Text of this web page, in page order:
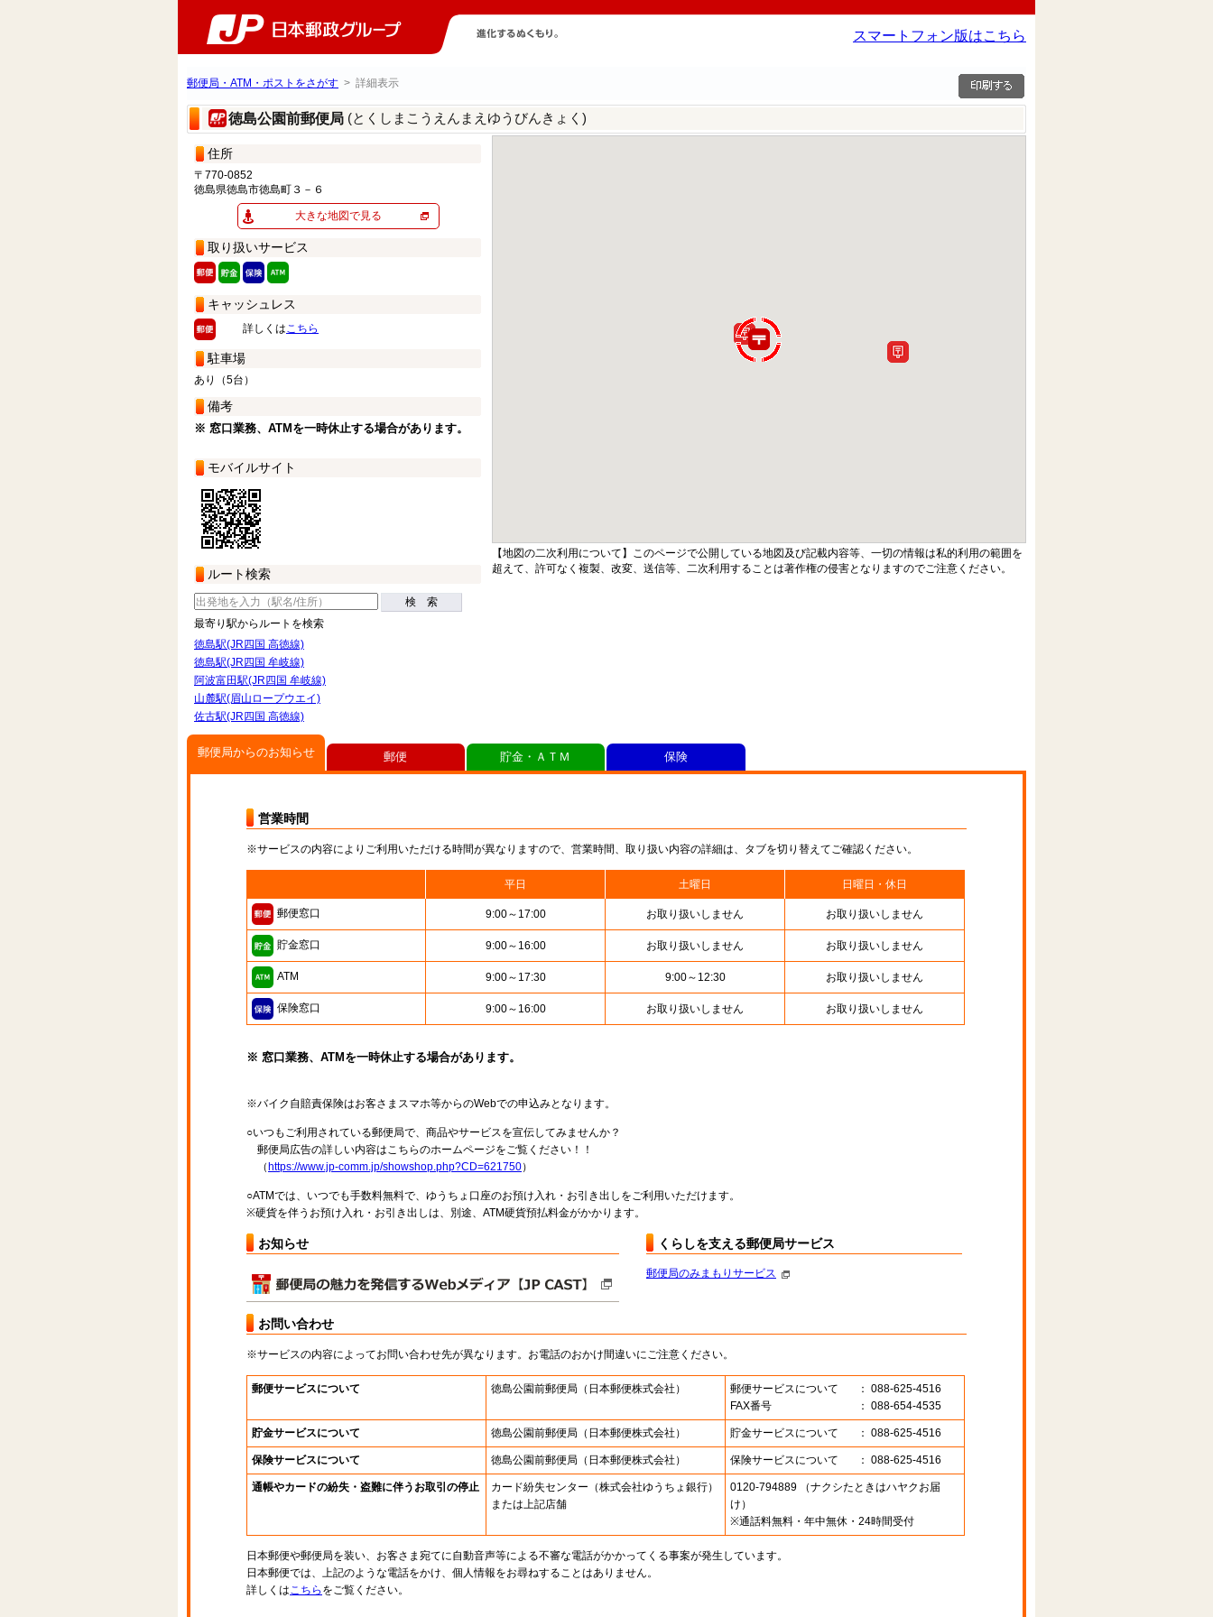
スマートフォン版はこちら
郵便局・ATM・ポストをさがす > 詳細表示
徳島公園前郵便局 (とくしまこうえんまえゆうびんきょく)
住所
〒770-0852
徳島県徳島市徳島町３－６
大きな地図で見る
取り扱いサービス
キャッシュレス
詳しくはこちら
駐車場
あり（5台）
備考
※ 窓口業務、ATMを一時休止する場合があります。
モバイルサイト
ルート検索
検 索
最寄り駅からルートを検索
徳島駅(JR四国 高徳線)
徳島駅(JR四国 牟岐線)
阿波富田駅(JR四国 牟岐線)
山麓駅(眉山ロープウエイ)
佐古駅(JR四国 高徳線)
【地図の二次利用について】このページで公開している地図及び記載内容等、一切の情報は私的利用の範囲を
超えて、許可なく複製、改変、送信等、二次利用することは著作権の侵害となりますのでご注意ください。
郵便局からのお知らせ
営業時間
※サービスの内容によりご利用いただける時間が異なりますので、営業時間、取り扱い内容の詳細は、タブを切り替えてご確認ください。
平日 土曜日 日曜日・休日
郵便窓口 9:00～17:00 お取り扱いしません お取り扱いしません
貯金窓口 9:00～16:00 お取り扱いしません お取り扱いしません
ATM 9:00～17:30 9:00～12:30 お取り扱いしません
保険窓口 9:00～16:00 お取り扱いしません お取り扱いしません
※ 窓口業務、ATMを一時休止する場合があります。
※バイク自賠責保険はお客さまスマホ等からのWebでの申込みとなります。
○いつもご利用されている郵便局で、商品やサービスを宣伝してみませんか？
郵便局広告の詳しい内容はこちらのホームページをご覧ください！！
（ https://www.jp-comm.jp/showshop.php?CD=621750）
○ATMでは、いつでも手数料無料で、ゆうちょ口座のお預け入れ・お引き出しをご利用いただけます。
※硬貨を伴うお預け入れ・お引き出しは、別途、ATM硬貨預払料金がかかります。
お知らせ くらしを支える郵便局サービス
郵便局のみまもりサービス
お問い合わせ
※サービスの内容によってお問い合わせ先が異なります。お電話のおかけ間違いにご注意ください。
郵便サービスについて 徳島公園前郵便局 （日本郵便株式会社） 郵便サービスについて
： 088-625-4516
FAX番号
： 088-654-4535
貯金サービスについて 徳島公園前郵便局 （日本郵便株式会社） 貯金サービスについて ： 088-625-4516
保険サービスについて 徳島公園前郵便局 （日本郵便株式会社） 保険サービスについて ： 088-625-4516
通帳やカードの紛失・盗難に伴うお取引の停止 カード紛失センター （株式会社ゆうちょ銀行）
または上記店舗
0120-794889 （ナクシたときはハヤクお届
け）
※通話料無料・年中無休・24時間受付
日本郵便や郵便局を装い、お客さま宛てに自動音声等による不審な電話がかかってくる事案が発生しています。
日本郵便では、上記のような電話をかけ、個人情報をお尋ねすることはありません。
詳しくはこちら をご覧ください。
郵便 貯金・ＡＴＭ 保険